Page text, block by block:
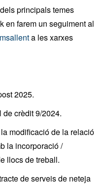
principals temes
en farem un seguiment al
a les xarxes
2025.
crèdit 9/2024.
modificació de la relació
la incorporació /
llocs de treball.
de serveis de neteja